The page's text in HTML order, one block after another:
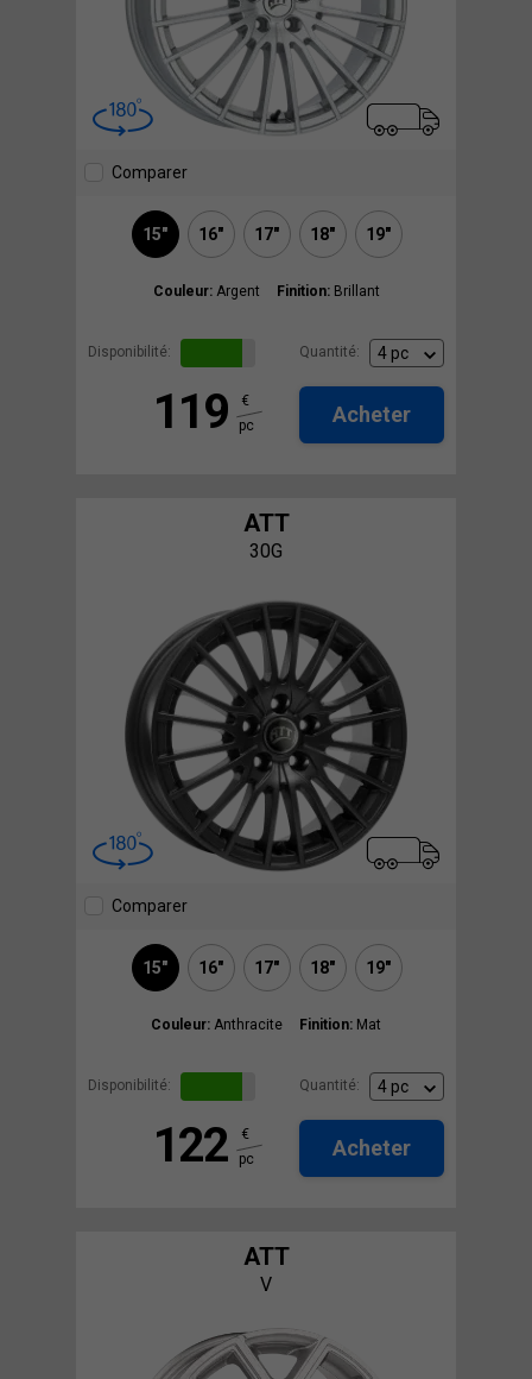
Comparer
15" 16" 17" 18" 19"
Couleur: Argent Finition: Brillant
Disponibilité: Quantité:
119
€
pc
Acheter
ATT
30G
Comparer
15" 16" 17" 18" 19"
Couleur: Anthracite Finition: Mat
Disponibilité: Quantité:
122
€
pc
Acheter
ATT
V